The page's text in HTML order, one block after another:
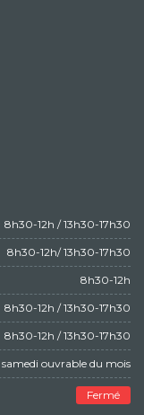
8h30-12h / 13h30-17h30
8h30-12h/ 13h30-17h30
8h30-12h
8h30-12h / 13h30-17h30
8h30-12h / 13h30-17h30
ouvrable du mois
Fermé